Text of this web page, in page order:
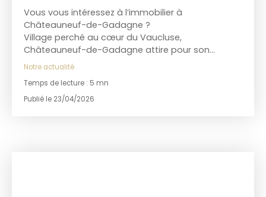
Vous vous intéressez à l’immobilier à
Châteauneuf-de-Gadagne ?
Village perché au cœur du Vaucluse,
Châteauneuf-de-Gadagne attire pour son
authenticité et sa qualité de vie.
obéit à des règles bien spécifiques qu’il est
essentiel de maîtriser.
Notre actualité
Temps de lecture : 5 mn
Publié le 23/04/2026